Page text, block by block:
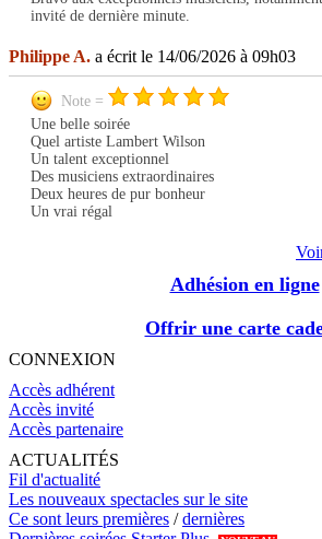
invité de dernière minute.
Philippe A. a écrit le 14/06/2026 à 09h03
Note =
Une belle soirée
Quel artiste Lambert Wilson
Un talent exceptionnel
Des musiciens extraordinaires
Deux heures de pur bonheur
Un vrai régal
Adhésion en ligne
Offrir une carte
CONNEXION
Accès adhérent
Accès invité
Accès partenaire
ACTUALITÉS
Fil d'actualité
Les nouveaux spectacles sur le site
Ce sont leurs premières /dernières